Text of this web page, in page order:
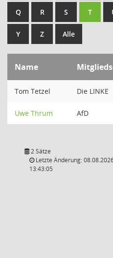
Q R S T
Y Z Alle
Name
Tom Tetzel Die LINKE
Uwe Thrum AfD
2 Sätze
Letzte Änderung:
13:43:05